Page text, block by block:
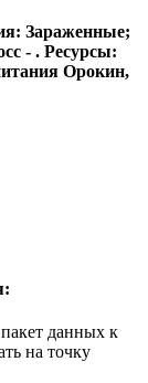
Зараженные;
- . Ресурсы:
Орокин,
данных к
на точку